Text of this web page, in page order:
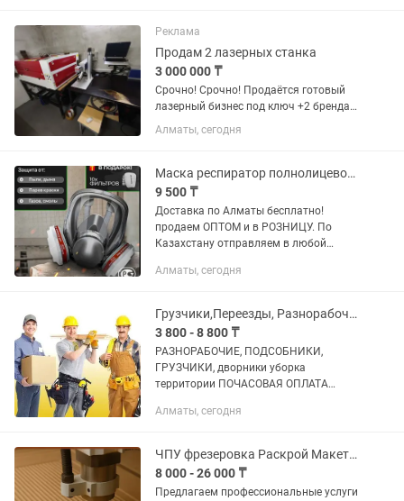
материалов. Циркулярная пила...
Реклама
Продам 2 лазерных станка
3 000 000 ₸
Срочно! Срочно! Продаётся готовый
лазерный бизнес под ключ +2 бренда
Отличный вариант для тех, кто хочет
начать собственное производство без
настройки рабочих процессов...
Алматы, сегодня
Маска респиратор полнолицевой FFP3 от газов и пыли защита лица и легких
9 500 ₸
Доставка по Алматы бесплатно!
продаем ОПТОМ и в РОЗНИЦУ. По
Казахстану отправляем в любой
ЗАЩИТНЫЙ КОМБИНЕЗОН.
универсальный с угольным...
Алматы, сегодня
Грузчики,Переезды, Разнорабочие, Подсобные рабочие, дворники.
3 800 - 8 800 ₸
РАЗНОРАБОЧИЕ, ПОДСОБНИКИ,
ГРУЗЧИКИ, дворники уборка
территории ПОЧАСОВАЯ ОПЛАТА
Разнорабочий с почасовой оплатой
ям,...
Алматы, сегодня
ЧПУ фрезеровка Раскрой Макеты МДФ, ЛДСП, фанера, дерево
8 000 - 26 000 ₸
Предлагаем профессиональные услуги